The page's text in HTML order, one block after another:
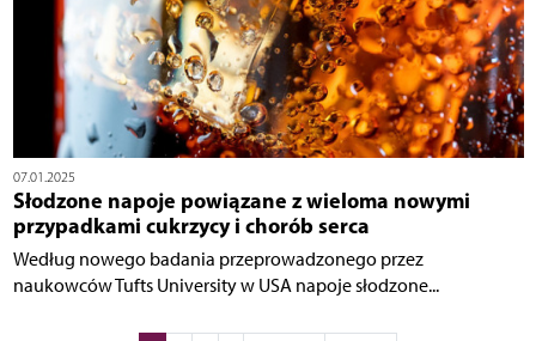
07.01.2025
Słodzone napoje powiązane z wieloma nowymi
przypadkami cukrzycy i chorób serca
Według nowego badania przeprowadzonego przez
naukowców Tufts University w USA napoje słodzone...